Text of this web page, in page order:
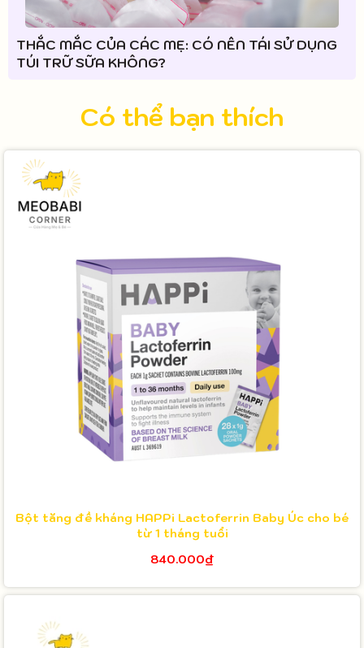
THẮC MẮC CỦA CÁC MẸ: CÓ NÊN TÁI SỬ DỤNG
TÚI TRỮ SỮA KHÔNG?
Có thể bạn thích
Bột tăng đề kháng HAPPi Lactoferrin Baby Úc cho bé
từ 1 tháng tuổi
840.000₫